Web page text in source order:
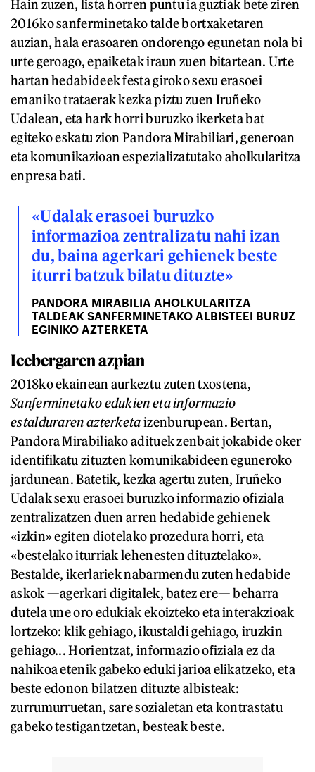
Hain zuzen, lista horren puntu ia guztiak bete ziren
2016ko sanferminetako talde bortxaketaren
auzian, hala erasoaren ondorengo egunetan nola bi
urte geroago, epaiketak iraun zuen bitartean. Urte
hartan hedabideek festa giroko sexu erasoei
emaniko trataerak kezka piztu zuen Iruñeko
Udalean, eta hark horri buruzko ikerketa bat
egiteko eskatu zion Pandora Mirabiliari, generoan
eta komunikazioan espezializatutako aholkularitza
enpresa bati.
«Udalak erasoei buruzko
informazioa zentralizatu nahi izan
du, baina agerkari gehienek beste
iturri batzuk bilatu dituzte»
PANDORA MIRABILIA AHOLKULARITZA
TALDEAK SANFERMINETAKO ALBISTEEI BURUZ
EGINIKO AZTERKETA
Icebergaren azpian
2018ko ekainean aurkeztu zuten txostena,
Sanferminetako edukien eta informazio
estalduraren azterketaizenburupean. Bertan,
Pandora Mirabiliako adituek zenbait jokabide oker
identifikatu zituzten komunikabideen eguneroko
jardunean. Batetik, kezka agertu zuten, Iruñeko
Udalak sexu erasoei buruzko informazio ofiziala
zentralizatzen duen arren hedabide gehienek
«izkin» egiten diotelako prozedura horri, eta
«bestelako iturriak lehenesten dituztelako».
Bestalde, ikerlariek nabarmendu zuten hedabide
askok —agerkari digitalek, batez ere— beharra
dutela une oro edukiak ekoizteko eta interakzioak
lortzeko: klik gehiago, ikustaldi gehiago, iruzkin
gehiago... Horientzat, informazio ofiziala ez da
nahikoa etenik gabeko eduki jarioa elikatzeko, eta
beste edonon bilatzen dituzte albisteak:
zurrumurruetan, sare sozialetan eta kontrastatu
gabeko testigantzetan, besteak beste.